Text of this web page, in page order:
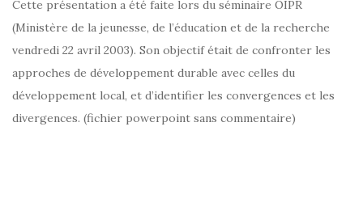
Cette présentation a été faite lors du séminaire OIPR
(Ministère de la jeunesse, de l’éducation et de la recherche
vendredi 22 avril 2003). Son objectif était de confronter les
approches de développement durable avec celles du
développement local, et d’identifier les convergences et les
divergences. (fichier powerpoint sans commentaire)